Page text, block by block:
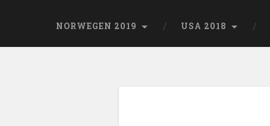
NORWEGEN 2019 USA 2018